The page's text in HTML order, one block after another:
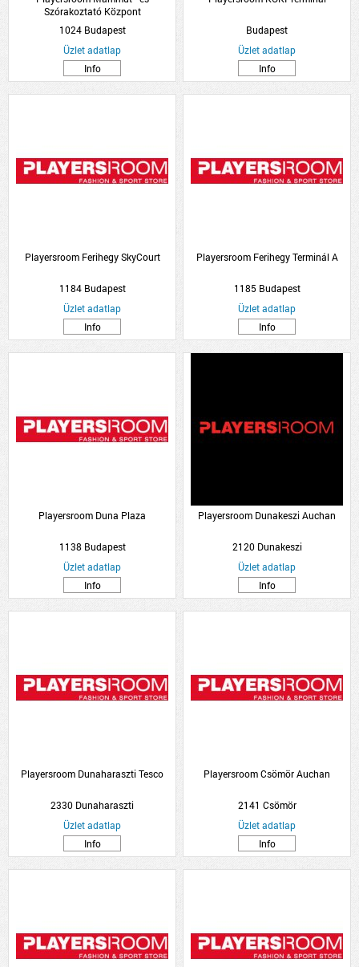
Szórakoztató Központ
1024 Budapest
Üzlet adatlap
Info
Budapest
Üzlet adatlap
Info
Playersroom Ferihegy SkyCourt
1184 Budapest
Üzlet adatlap
Info
Playersroom Ferihegy Terminál A
1185 Budapest
Üzlet adatlap
Info
Playersroom Duna Plaza
1138 Budapest
Üzlet adatlap
Info
Playersroom Dunakeszi Auchan
2120 Dunakeszi
Üzlet adatlap
Info
Playersroom Dunaharaszti Tesco
2330 Dunaharaszti
Üzlet adatlap
Info
Playersroom Csömör Auchan
2141 Csömör
Üzlet adatlap
Info